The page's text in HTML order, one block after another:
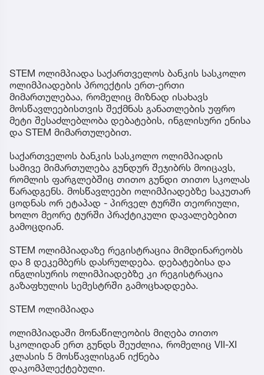
STEM ოლიმპიადა საქართველოს ბანკის სასკოლო
ოლიმპიადების პროექტის ერთ-ერთი
მიმართულებაა, რომელიც მიზნად ისახავს
მოსწავლეებისთვის შექმნას განათლების უფრო
მეტი შესაძლებლობა დებატების, ინგლისური ენისა
და STEM მიმართულებით.
საქართველოს ბანკის სასკოლო ოლიმპიადის
სამივე მიმართულება გუნდურ შეჯიბრს მოიცავს,
რომლის ფარგლებშიც თითო გუნდი თითო სკოლას
წარადგენს. მოსწავლეები ოლიმპიადებზე საკუთარ
ცოდნას ორ ეტაპად - პირველ ტურში თეორიული,
ხოლო მეორე ტურში პრაქტიკული დავალებებით
გამოცდიან.
STEM ოლიმპიადაზე რეგისტრაცია მიმდინარეობს
და 8 დეკემბერს დასრულდება. დებატებისა და
ინგლისურის ოლიმპიადებზე კი რეგისტრაცია
გაზაფხულის სემესტრში გამოცხადდება.
STEM ოლიმპიადა
ოლიმპიადაში მონაწილეობის მიღება თითო
სკოლიდან ერთ გუნდს შეუძლია, რომელიც VII-XI
კლასის 5 მოსწავლისგან იქნება
დაკომპლექტებული.